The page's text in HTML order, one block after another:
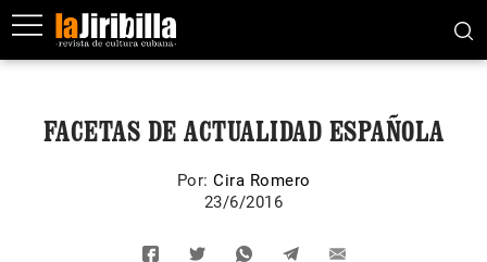
FACETAS DE ACTUALIDAD ESPAÑOLA
Por: Cira Romero
23/6/2016